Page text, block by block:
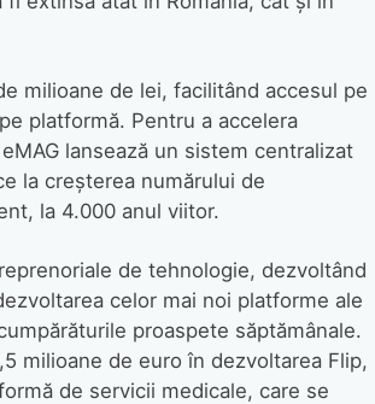
milioane de lei, facilitând accesul pe
platformă. Pentru a accelera
lansează un sistem centralizat
la creșterea numărului de
la 4.000 anul viitor.
de tehnologie, dezvoltând
celor mai noi platforme ale
proaspete săptămânale.
milioane de euro în dezvoltarea Flip,
de servicii medicale, care se